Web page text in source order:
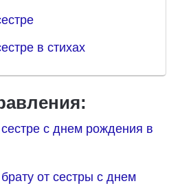
в стихах
с днем рождения в
от сестры с днем